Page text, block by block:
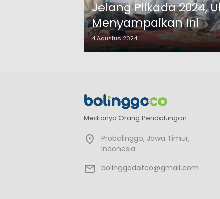
Jelang Pilkada 2024,
Menyampaikan Ini
4 Agustus 2024
Medianya Orang Pendalungan
Probolinggo, Jawa Timur,
Indonesia
bolinggodotco@gmail.com